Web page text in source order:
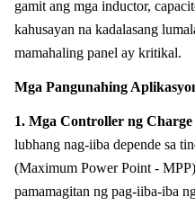
gamit ang mga inductor,
kahusayan na kadalasang
mamahaling panel ay kritikal.
Mga Pangunahing
1. Mga Controller ng
lubhang nag-iiba depende sa
(Maximum Power Point -
pamamagitan ng pag-iiba-iba